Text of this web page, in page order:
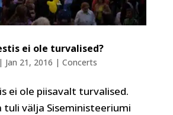
ei ole turvalised?
| Jan 21, 2016 | Concerts
ei ole piisavalt turvalised.
tuli välja Siseministeeriumi